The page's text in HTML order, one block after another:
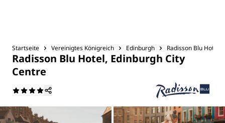
Startseite Vereinigtes Königreich Edinburgh Radisson Blu Hotel,
Radisson Blu Hotel, Edinburgh City
Centre